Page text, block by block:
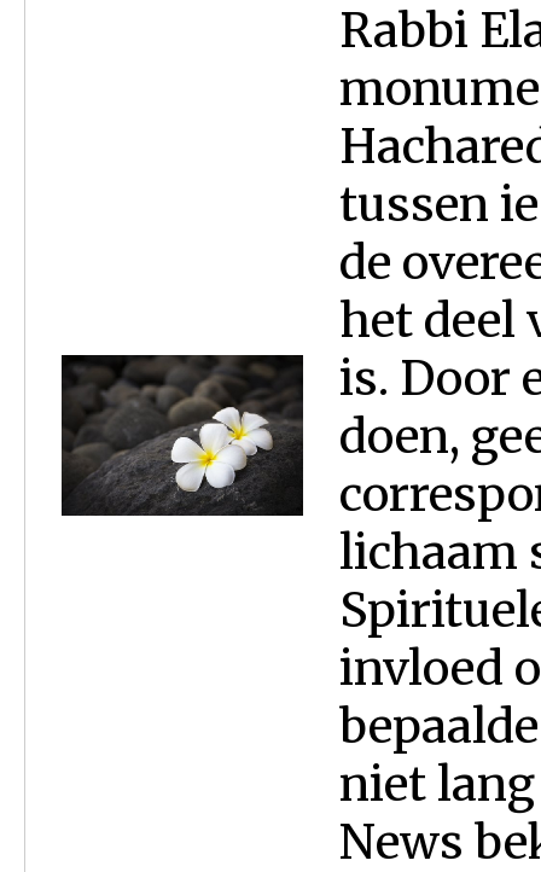
Rabbi
tussen
de
het deel
is. Door
doen,
lichaam
invloed
niet
News